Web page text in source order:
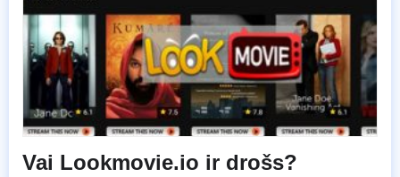
Vai Lookmovie.io ir drošs?